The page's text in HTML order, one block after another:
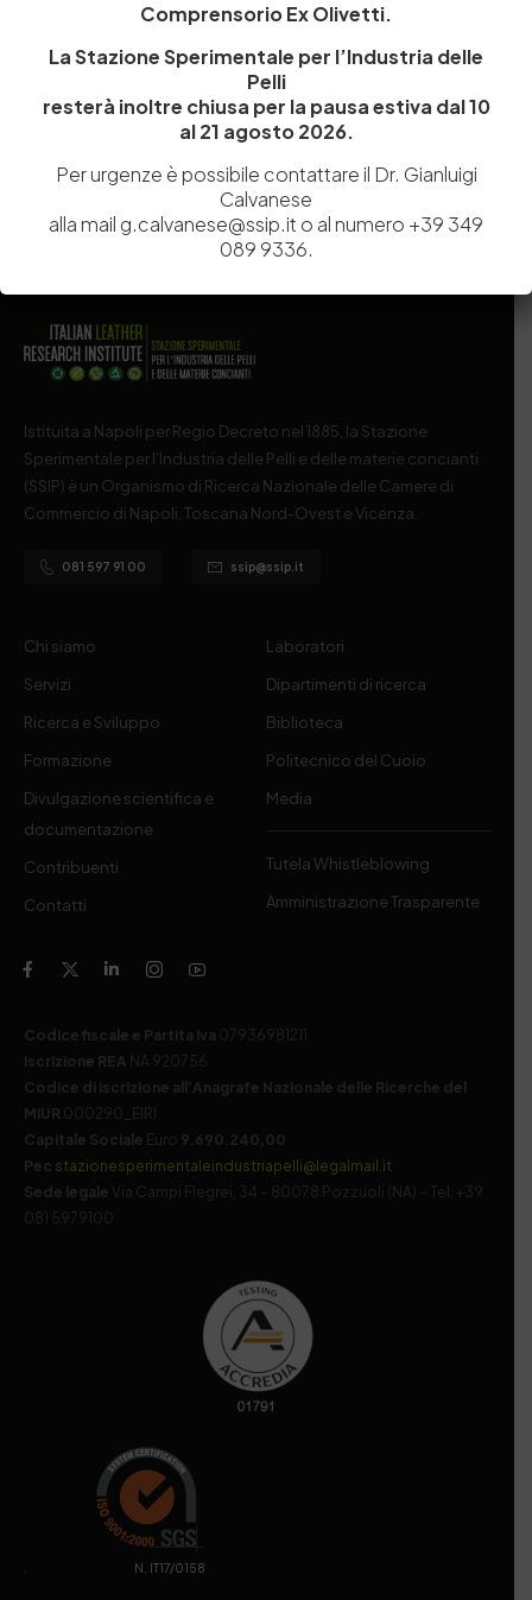
Salva il mio nome, email e sito web in questo browser per la
prossima volta che commento.
Istituita a Napoli per Regio Decreto nel 1885, la Stazione
Sperimentale per l’Industria delle Pelli e delle materie concianti
(SSIP) è un Organismo di Ricerca Nazionale delle Camere di
Commercio di Napoli, Toscana Nord-Ovest e Vicenza.
081 597 91 00 ssip@ssip.it
Chi siamo
Servizi
Ricerca e Sviluppo
Formazione
Divulgazione scientifica e
documentazione
Contribuenti
Contatti
Laboratori
Dipartimenti di ricerca
Biblioteca
Politecnico del Cuoio
Media
Tutela Whistleblowing
Amministrazione Trasparente
Codice fiscale e Partita Iva 07936981211
Iscrizione REA NA 920756
Codice di iscrizione all’Anagrafe Nazionale delle Ricerche del
MIUR 000290_EIRI
Capitale Sociale Euro 9.690.240,00
Pec stazionesperimentaleindustriapelli@legalmail.it
Sede legale
Via Campi Flegrei, 34 – 80078 Pozzuoli (NA) – Tel. +39
081 5979100
. N. IT17/0158
Comprensorio Ex Olivetti.
La Stazione Sperimentale per l’Industria delle
Pelli
resterà inoltre chiusa per la pausa estiva dal 10
al 21 agosto 2026.
Per urgenze è possibile contattare il Dr. Gianluigi
Calvanese
alla mail g.calvanese@ssip.it o al numero +39 349
089 9336.